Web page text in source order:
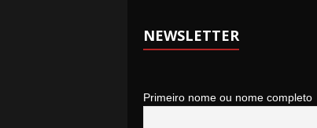
NEWSLETTER
Primeiro nome ou nome completo